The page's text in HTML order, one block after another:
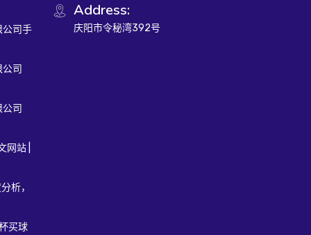
公司手
司
司
网站 |
析，
买球
Address:
庆阳市令秘湾392号